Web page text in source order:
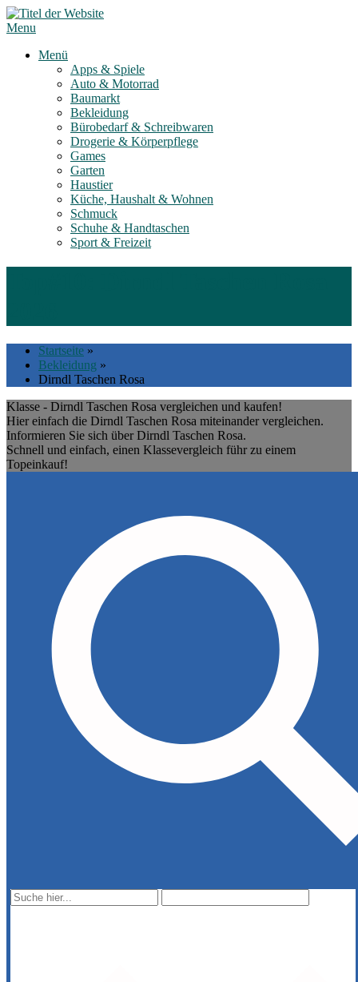
Skip
to
Menu
Menü
Apps & Spiele
Auto & Motorrad
Baumarkt
Bekleidung
Bürobedarf & Schreibwaren
Drogerie & Körperpflege
Games
Garten
Haustier
Küche, Haushalt & Wohnen
Schmuck
Schuhe & Handtaschen
Sport & Freizeit
Startseite »
Bekleidung »
Dirndl Taschen Rosa
Klasse - Dirndl Taschen Rosa vergleichen und kaufen!
Hier einfach die Dirndl Taschen Rosa miteinander vergleichen.
Informieren Sie sich über Dirndl Taschen Rosa.
Schnell und einfach, einen Klassevergleich führ zu einem
Topeinkauf!